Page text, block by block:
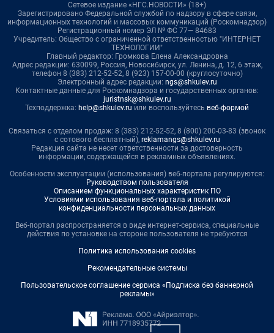
Сетевое издание «НГС.НОВОСТИ» (18+)
Зарегистрировано Федеральной службой по надзору в сфере связи,
информационных технологий и массовых коммуникаций (Роскомнадзор)
Регистрационный номер ЭЛ № ФС 77— 84683
Учредитель: Общество с ограниченной ответственностью "ИНТЕРНЕТ
ТЕХНОЛОГИИ"
Главный редактор: Громкова Елена Александровна
Адрес редакции: 630099, Россия, Новосибирск, ул. Ленина, д. 12, 6 этаж,
телефон 8 (383) 212-52-52, 8 (923) 157-00-00 (круглосуточно)
Электронный адрес редакции: ngs@shkulev.ru
Контактные данные для Роскомнадзора и государственных органов:
juristnsk@shkulev.ru
Техподдержка: help@shkulev.ru или воспользуйтесь веб-формой
Связаться с отделом продаж: 8 (383) 212-52-52, 8 (800) 200-03-83 (звонок
с сотового бесплатный), reklamangs@shkulev.ru
Редакция сайта не несет ответственности за достоверность
информации, содержащейся в рекламных объявлениях.
Особенности эксплуатации (использования) веб-портала регулируются:
Руководством пользователя
Описанием функциональных характеристик ПО
Условиями использования веб-портала и политикой
конфиденциальности персональных данных
Веб-портал распространяется в виде интернет-сервиса, специальные
действия по установке на стороне пользователя не требуются
Политика использования cookies
Рекомендательные системы
Пользовательское соглашение сервиса «Подписка без баннерной
рекламы»